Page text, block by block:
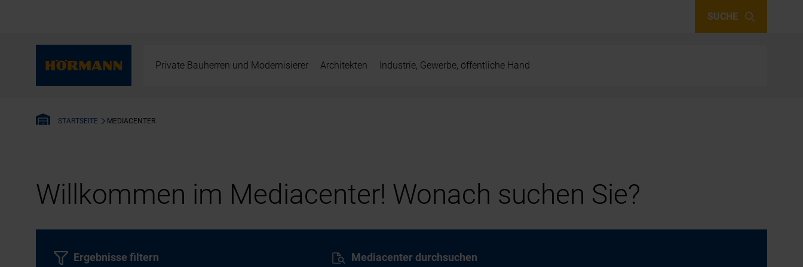
SUCHE
Private Bauherren und Modernisierer Architekten Industrie, Gewerbe, öffentliche Hand
STARTSEITE MEDIACENTER
Willkommen im Mediacenter! Wonach suchen Sie?
Mediacenter durchsuchen
Ergebnisse filtern